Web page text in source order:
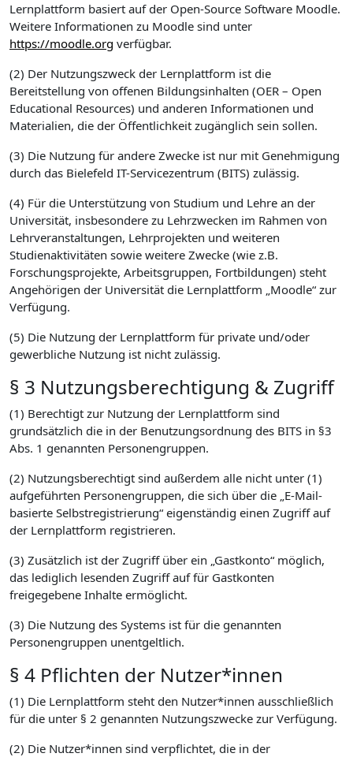
Lernplattform basiert auf der Open-Source Software Moodle.
Weitere Informationen zu Moodle sind unter
https://moodle.org verfügbar.
(2) Der Nutzungszweck der Lernplattform ist die
Bereitstellung von offenen Bildungsinhalten (OER – Open
Educational Resources) und anderen Informationen und
Materialien, die der Öffentlichkeit zugänglich sein sollen.
(3) Die Nutzung für andere Zwecke ist nur mit Genehmigung
durch das Bielefeld IT-Servicezentrum (BITS) zulässig.
(4) Für die Unterstützung von Studium und Lehre an der
Universität, insbesondere zu Lehrzwecken im Rahmen von
Lehrveranstaltungen, Lehrprojekten und weiteren
Studienaktivitäten sowie weitere Zwecke (wie z.B.
Forschungsprojekte, Arbeitsgruppen, Fortbildungen) steht
Angehörigen der Universität die Lernplattform „Moodle“ zur
Verfügung.
(5) Die Nutzung der Lernplattform für private und/oder
gewerbliche Nutzung ist nicht zulässig.
§ 3 Nutzungsberechtigung & Zugriff
(1) Berechtigt zur Nutzung der Lernplattform sind
grundsätzlich die in der Benutzungsordnung des BITS in §3
Abs. 1 genannten Personengruppen.
(2) Nutzungsberechtigt sind außerdem alle nicht unter (1)
aufgeführten Personengruppen, die sich über die „E-Mail-
basierte Selbstregistrierung“ eigenständig einen Zugriff auf
der Lernplattform registrieren.
(3) Zusätzlich ist der Zugriff über ein „Gastkonto“ möglich,
das lediglich lesenden Zugriff auf für Gastkonten
freigegebene Inhalte ermöglicht.
(3) Die Nutzung des Systems ist für die genannten
Personengruppen unentgeltlich.
§ 4 Pflichten der Nutzer*innen
(1) Die Lernplattform steht den Nutzer*innen ausschließlich
für die unter § 2 genannten Nutzungszwecke zur Verfügung.
(2) Die Nutzer*innen sind verpflichtet, die in der